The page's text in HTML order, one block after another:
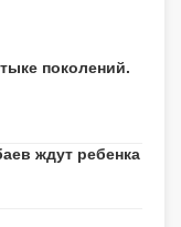
поколений.
ждут ребенка